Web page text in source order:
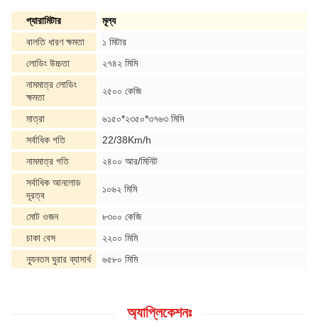
প্যারামিটার
মূল্য
বালতি ধারণ ক্ষমতা
১ মিটার
লোডিং উচ্চতা
২৭৪২ মিমি
নামমাত্র লোডিং
ক্ষমতা
২৫০০ কেজি
মাত্রা
৬১৫০*২৩৫০*৩৭৬৩ মিমি
সর্বাধিক গতি
22/38Km/h
নামমাত্র গতি
২৪০০ আর/মিনিট
সর্বাধিক আনলোড
দূরত্ব
১০৬২ মিমি
মোট ওজন
৮৩০০ কেজি
চাকা বেস
২২০০ মিমি
ন্যূনতম ঘুরার ব্যাসার্ধ
৬৫৮০ মিমি
অ্যাপ্লিকেশনঃ